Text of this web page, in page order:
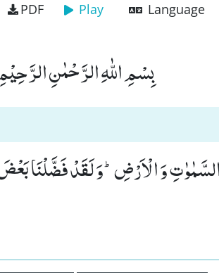
PDF Play Language
بِسْمِ اللّٰهِ الرَّحْمٰنِ
وَ الْاَرْضِؕ-وَ لَقَدْ فَضَّلْنَا